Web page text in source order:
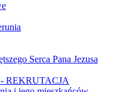
Serca Pana Jezusa
REKRUTACJA